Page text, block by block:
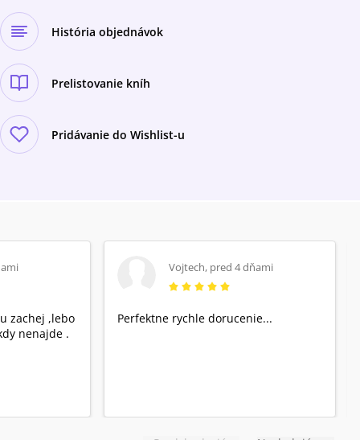
História objednávok
Prelistovanie kníh
Pridávanie do Wishlist-u
zachej ,lebo
nenajde .
Vojtech, pred 4 dňami
Perfektne rychle dorucenie...